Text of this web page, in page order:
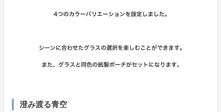
澄み渡る青空